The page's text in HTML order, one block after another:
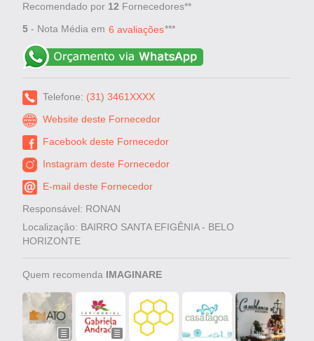
Recomendado por 12 Fornecedores**
5 - Nota Média em 6 avaliações***
Telefone: (31) 3461XXXX
Website deste Fornecedor
Facebook deste Fornecedor
Instagram deste Fornecedor
E-mail deste Fornecedor
Responsável: RONAN
Localização: BAIRRO SANTA EFIGÊNIA - BELO
HORIZONTE
Quem recomenda IMAGINARE